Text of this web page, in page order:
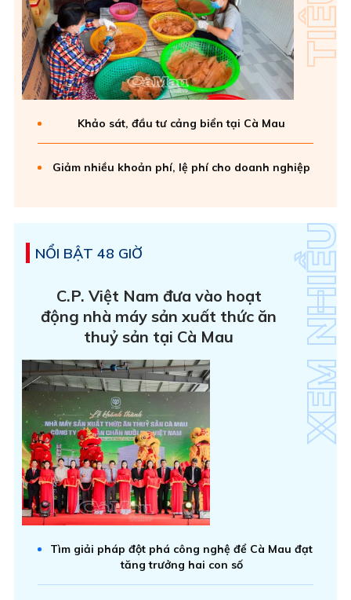
Khảo sát, đầu tư cảng biển tại Cà Mau
Giảm nhiều khoản phí, lệ phí cho doanh nghiệp
NỔI BẬT 48 GIỜ
C.P. Việt Nam đưa vào hoạt
động nhà máy sản xuất thức ăn
thuỷ sản tại Cà Mau
Tìm giải pháp đột phá công nghệ để Cà Mau đạt
tăng trưởng hai con số